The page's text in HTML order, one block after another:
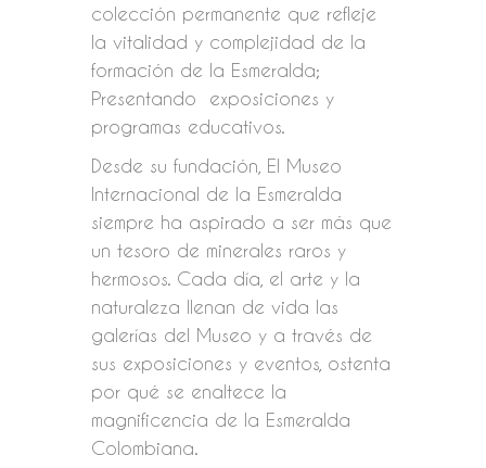
colección permanente que refleje
la vitalidad y complejidad de la
formación de la Esmeralda;
Presentando exposiciones y
programas educativos.
Desde su fundación, El Museo
Internacional de la Esmeralda
siempre ha aspirado a ser más que
un tesoro de minerales raros y
hermosos. Cada día, el arte y la
naturaleza llenan de vida las
galerías del Museo y a través de
sus exposiciones y eventos, ostenta
por qué se enaltece la
magnificencia de la Esmeralda
Colombiana.